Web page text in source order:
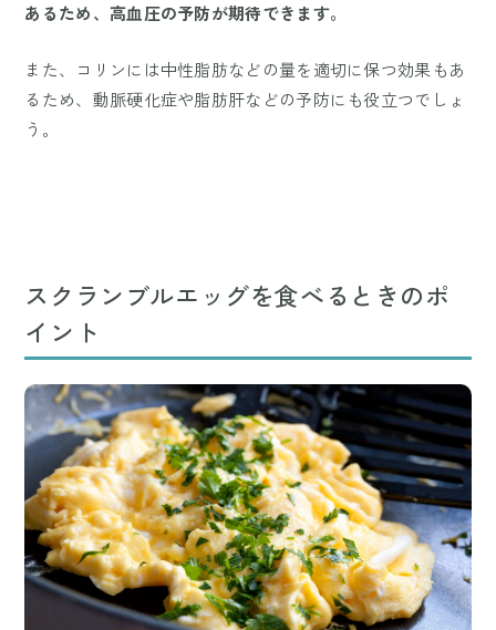
あるため、高血圧の予防が期待できます。
また、コリンには中性脂肪などの量を適切に保つ効果もあ
るため、動脈硬化症や脂肪肝などの予防にも役立つでしょ
う。
スクランブルエッグを食べるときのポ
イント